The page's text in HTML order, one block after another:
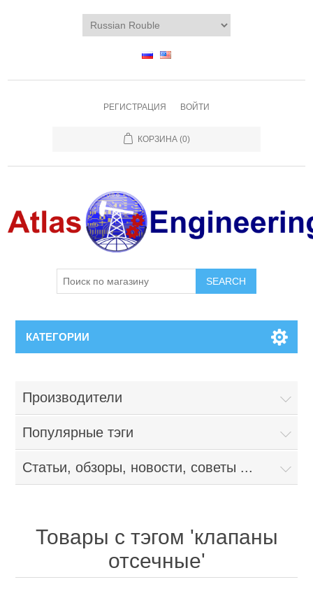
РЕГИСТРАЦИЯ ВОЙТИ
КОРЗИНА (0)
КАТЕГОРИИ
Производители
Популярные тэги
Статьи, обзоры, новости, советы ...
Товары с тэгом 'клапаны
отсечные'